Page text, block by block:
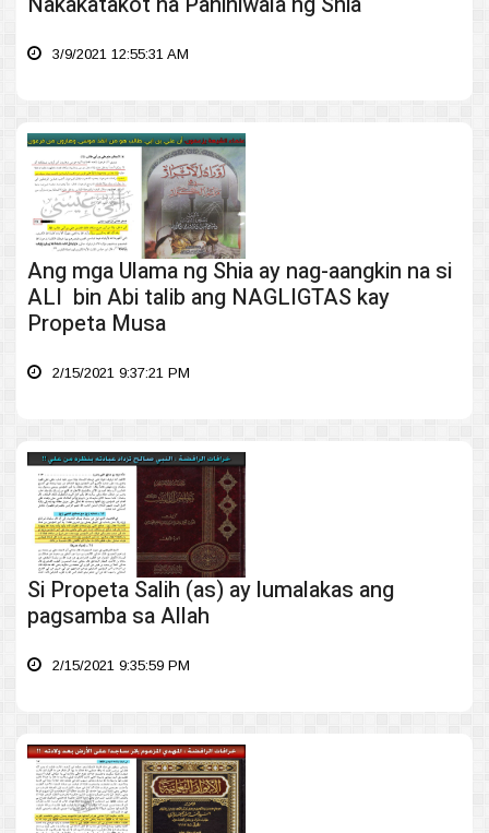
3/9/2021 12:55:31 AM
Ang mga Ulama ng Shia ay nag-aangkin na si
ALI bin Abi talib ang NAGLIGTAS kay
Propeta Musa
2/15/2021 9:37:21 PM
Si Propeta Salih (as) ay lumalakas ang
pagsamba sa Allah
2/15/2021 9:35:59 PM